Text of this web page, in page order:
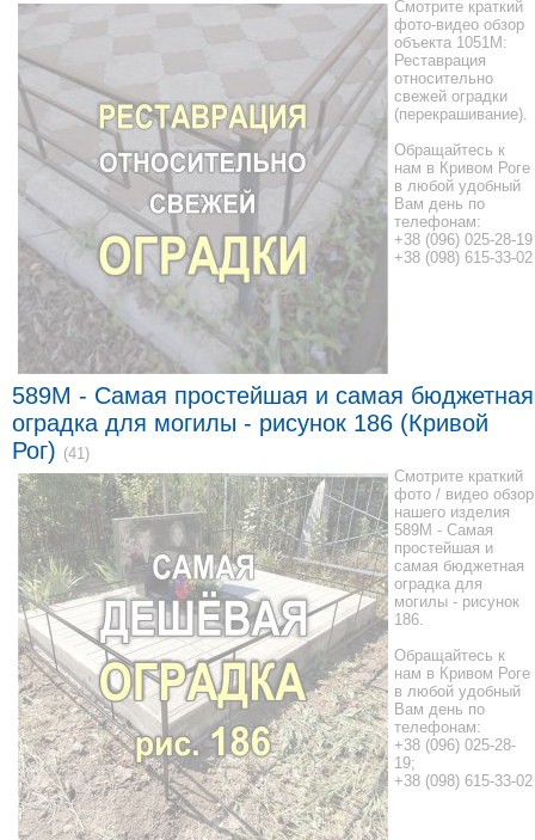
Смотрите краткий
фото-видео обзор
объекта 1051M:
Реставрация
относительно
свежей оградки
(перекрашивание).
Обращайтесь к
нам в Кривом Роге
в любой удобный
Вам день по
телефонам:
+38 (096) 025-28-19
+38 (098) 615-33-02
589M - Самая простейшая и самая бюджетная
оградка для могилы - рисунок 186 (Кривой
Рог) (41)
Смотрите краткий
фото / видео обзор
нашего изделия
589M - Самая
простейшая и
самая бюджетная
оградка для
могилы - рисунок
186.
Обращайтесь к
нам в Кривом Роге
в любой удобный
Вам день по
телефонам:
+38 (096) 025-28-
19;
+38 (098) 615-33-02